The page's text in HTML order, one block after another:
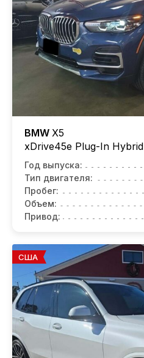
BMW X5
xDrive45e Plug-In Hybrid
Год выпуска:
Тип двигателя:
Пробег:
Объем:
Привод:
США